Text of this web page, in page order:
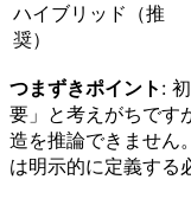
ハイブリッド（推
奨）
つまずきポイント :
要」と考えがちです
造を推論できません
は明示的に定義する